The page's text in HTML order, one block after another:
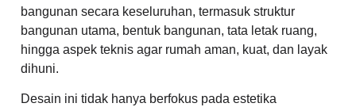
bangunan secara keseluruhan, termasuk struktur
bangunan utama, bentuk bangunan, tata letak ruang,
hingga aspek teknis agar rumah aman, kuat, dan layak
dihuni.
Desain ini tidak hanya berfokus pada estetika